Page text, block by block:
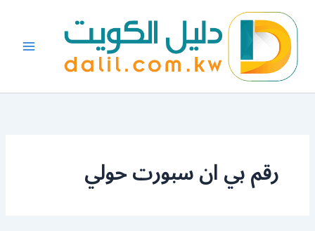
المحتوى
رقم بي ان سبورت حولي